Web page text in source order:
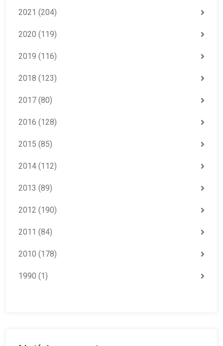
2021 (204)
2020 (119)
2019 (116)
2018 (123)
2017 (80)
2016 (128)
2015 (85)
2014 (112)
2013 (89)
2012 (190)
2011 (84)
2010 (178)
1990 (1)